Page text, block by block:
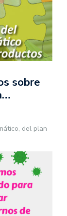
sobre
del plan